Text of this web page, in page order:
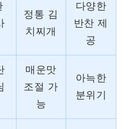
정통 김
치찌개
다양한
반찬 제
공
매운맛
조절 가
능
아늑한
분위기